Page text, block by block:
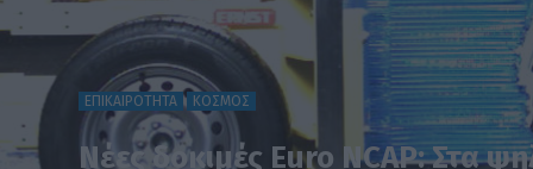
ΕΠΙΚΑΙΡΟΤΗΤΑ ΚΟΣΜΟΣ
Νέες δοκιμές Euro NCAP: Στα